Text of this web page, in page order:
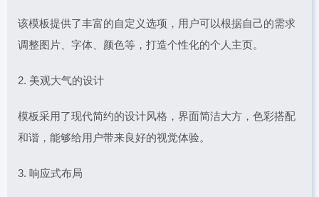
该模板提供了丰富的自定义选项，用户可以根据自己的需求
调整图片、字体、颜色等，打造个性化的个人主页。
2. 美观大气的设计
模板采用了现代简约的设计风格，界面简洁大方，色彩搭配
和谐，能够给用户带来良好的视觉体验。
3. 响应式布局